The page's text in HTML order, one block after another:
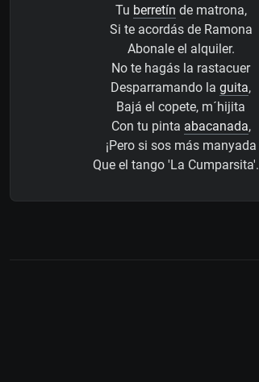
Tu berretín de matrona,
Si te acordás de Ramona
Abonale el alquiler.
No te hagás la rastacuer
Desparramando la guita,
Bajá el copete, m´hijita
Con tu pinta abacanada,
¡Pero si sos más manyada
Que el tango 'La